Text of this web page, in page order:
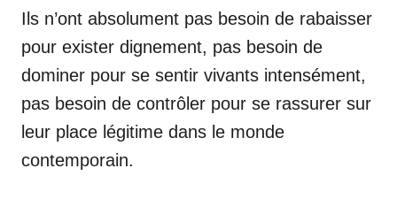
Ils n’ont absolument pas besoin de rabaisser
pour exister dignement, pas besoin de
dominer pour se sentir vivants intensément,
pas besoin de contrôler pour se rassurer sur
leur place légitime dans le monde
contemporain.